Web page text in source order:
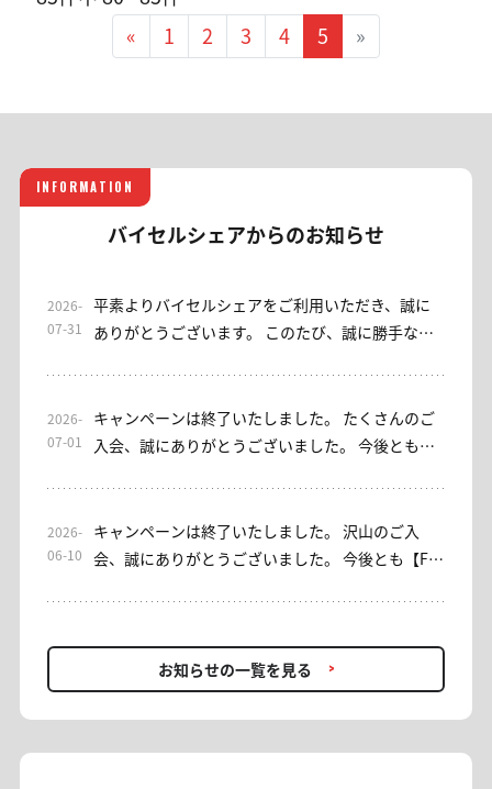
«
1 2 3 4 5 »
INFORMATION
バイセルシェアからのお知らせ
2026-
07-31
平素よりバイセルシェアをご利用いただき、誠に
ありがとうございます。 このたび、誠に勝手なが
いただきました皆さまに、心より御礼申し上げま
す。 なお、EAをご利用いただけるサブスクリプシ
検討ください。 これまでご利用いただき、誠にあ
りがとうございました。今後ともバイセルシェア
2026-
07-01
キャンペーンは終了いたしました。 たくさんのご
入会、誠にありがとうございました。 今後とも、
なっております。 【みっちゃん日本株サロン】入
会キャンペーンを実施しております。 [入会キャン
月数金額)の引落しがございます。 事務方にて入
会手続きが正常に完了したことが確認できた時点
で、初月分を0円(税込)へ変更いたします。 ＊お客
様のカード設定によっては「月跨ぎ返金」や「相
2026-
06-10
キャンペーンは終了いたしました。 沢山のご入
会、誠にありがとうございました。 今後とも【FX
カデミー】では、現在入会キャンペーンを開催し
ております。 FXを始めたい方、プロの助言を取り
入れたい方、再入会をお考えの方… 投資助言でFX
を学びながら利益を追求していきませんか？ [概
要] 期間：6/10(水)〜6/14(日)23:59 1ヶ月契約：
お知らせの一覧を見る